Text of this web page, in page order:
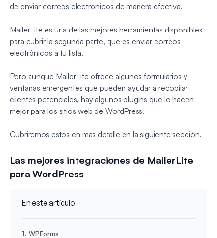
de enviar correos electrónicos de manera efectiva.
MailerLite es una de las mejores herramientas disponibles
para cubrir la segunda parte, que es enviar correos
electrónicos a tu lista.
Pero aunque MailerLite ofrece algunos formularios y
ventanas emergentes que pueden ayudar a recopilar
clientes potenciales, hay algunos plugins que lo hacen
mejor para los sitios web de WordPress.
Cubriremos estos en más detalle en la siguiente sección.
Las mejores integraciones de MailerLite
para WordPress
En este artículo
1. WPForms